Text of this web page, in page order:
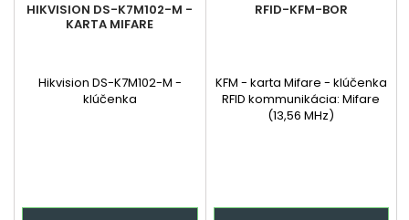
HIKVISION DS-K7M102-M -
KARTA MIFARE
Hikvision DS-K7M102-M -
klúčenka
RFID-KFM-BOR
KFM - karta Mifare - klúčenka
RFID kommunikácia: Mifare
(13,56 MHz)